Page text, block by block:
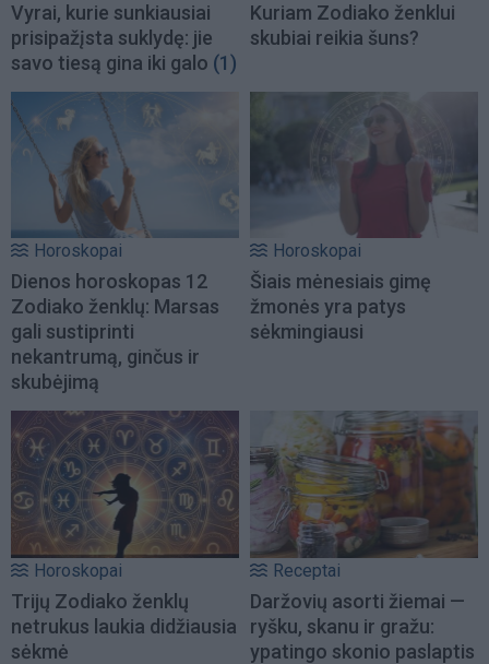
Vyrai, kurie sunkiausiai
prisipažįsta suklydę: jie
savo tiesą gina iki galo (1)
Kuriam Zodiako ženklui
skubiai reikia šuns?
Horoskopai
Dienos horoskopas 12
Zodiako ženklų: Marsas
gali sustiprinti
nekantrumą, ginčus ir
skubėjimą
Horoskopai
Šiais mėnesiais gimę
žmonės yra patys
sėkmingiausi
Horoskopai
Trijų Zodiako ženklų
netrukus laukia didžiausia
sėkmė
Receptai
Daržovių asorti žiemai —
ryšku, skanu ir gražu:
ypatingo skonio paslaptis